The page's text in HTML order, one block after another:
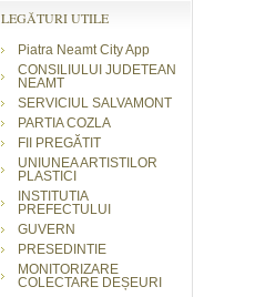
LEGĂTURI UTILE
Piatra Neamt City App
CONSILIULUI JUDETEAN
NEAMT
SERVICIUL SALVAMONT
PARTIA COZLA
FII PREGĂTIT
UNIUNEA ARTISTILOR
PLASTICI
INSTITUTIA
PREFECTULUI
GUVERN
PRESEDINTIE
MONITORIZARE
COLECTARE DEȘEURI